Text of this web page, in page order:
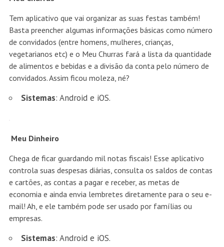
Tem aplicativo que vai organizar as suas festas também!
Basta preencher algumas informações básicas como número
de convidados (entre homens, mulheres, crianças,
vegetarianos etc) e o Meu Churras fará a lista da quantidade
de alimentos e bebidas e a divisão da conta pelo número de
convidados. Assim ficou moleza, né?
Sistemas: Android e iOS.
Meu Dinheiro
Chega de ficar guardando mil notas fiscais! Esse aplicativo
controla suas despesas diárias, consulta os saldos de contas
e cartões, as contas a pagar e receber, as metas de
economia e ainda envia lembretes diretamente para o seu e-
mail! Ah, e ele também pode ser usado por famílias ou
empresas.
Sistemas: Android e iOS.